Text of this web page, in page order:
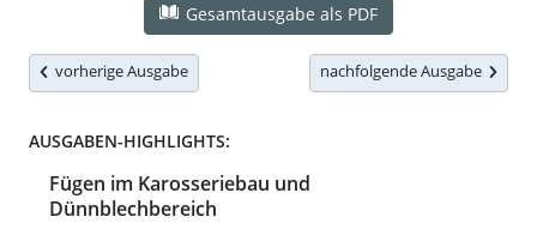
Gesamtausgabe als PDF
vorherige Ausgabe nachfolgende Ausgabe
AUSGABEN-HIGHLIGHTS:
Fügen im Karosseriebau und
Dünnblechbereich